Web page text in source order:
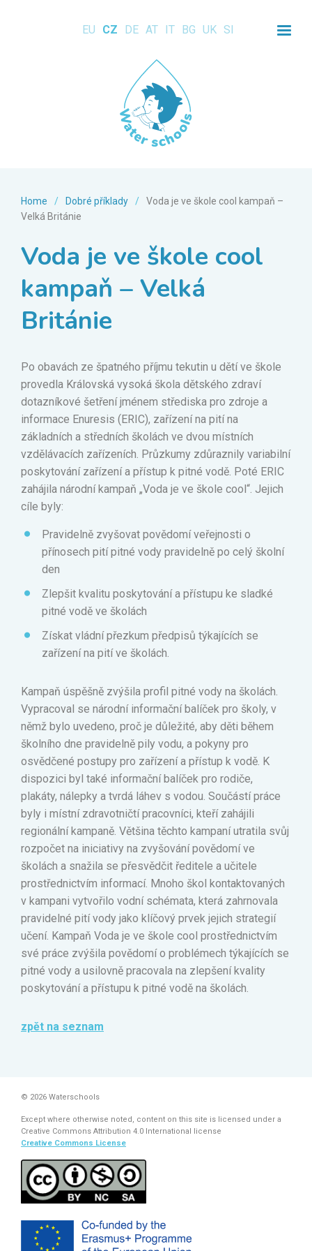
EU CZ DE AT IT BG UK SI
Home / Dobré příklady /
Voda je ve škole cool kampaň –
Velká Británie
Voda je ve škole cool
kampaň – Velká
Británie
Po obavách ze špatného příjmu tekutin u dětí ve škole
provedla Královská vysoká škola dětského zdraví
dotazníkové šetření jménem střediska pro zdroje a
informace Enuresis (ERIC), zařízení na pití na
základních a středních školách ve dvou místních
vzdělávacích zařízeních. Průzkumy zdůraznily variabilní
poskytování zařízení a přístup k pitné vodě. Poté ERIC
zahájila národní kampaň „Voda je ve škole cool“. Jejich
cíle byly:
Pravidelně zvyšovat povědomí veřejnosti o
přínosech pití pitné vody pravidelně po celý školní
den
Zlepšit kvalitu poskytování a přístupu ke sladké
pitné vodě ve školách
Získat vládní přezkum předpisů týkajících se
zařízení na pití ve školách.
Kampaň úspěšně zvýšila profil pitné vody na školách.
Vypracoval se národní informační balíček pro školy, v
němž bylo uvedeno, proč je důležité, aby děti během
školního dne pravidelně pily vodu, a pokyny pro
osvědčené postupy pro zařízení a přístup k vodě. K
dispozici byl také informační balíček pro rodiče,
plakáty, nálepky a tvrdá láhev s vodou. Součástí práce
byly i místní zdravotničtí pracovníci, kteří zahájili
regionální kampaně. Většina těchto kampaní utratila svůj
rozpočet na iniciativy na zvyšování povědomí ve
školách a snažila se přesvědčit ředitele a učitele
prostřednictvím informací. Mnoho škol kontaktovaných
v kampani vytvořilo vodní schémata, která zahrnovala
pravidelné pití vody jako klíčový prvek jejich strategií
učení. Kampaň Voda je ve škole cool prostřednictvím
své práce zvýšila povědomí o problémech týkajících se
pitné vody a usilovně pracovala na zlepšení kvality
poskytování a přístupu k pitné vodě na školách.
zpět na seznam
© 2026 Waterschools
Except where otherwise noted, content on this site is licensed under a
Creative Commons Attribution 4.0 International license
Creative Commons License